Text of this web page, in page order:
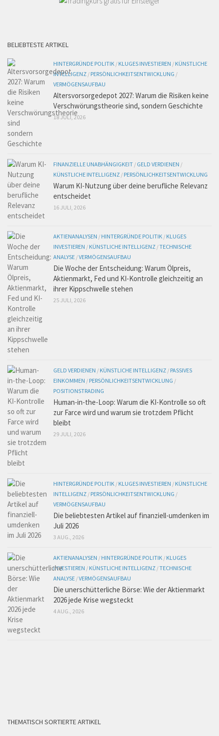
BELIEBTESTE ARTIKEL
HINTERGRÜNDE POLITIK / KLUGES INVESTIEREN / KÜNSTLICHE
INTELLIGENZ / PERSÖNLICHKEITSENTWICKLUNG /
VERMÖGENSAUFBAU
Altersvorsorgedepot 2027: Warum die Risiken keine
Verschwörungstheorie sind, sondern Geschichte
18 JULI, 2026
FINANZIELLE UNABHÄNGIGKEIT / GELD VERDIENEN /
KÜNSTLICHE INTELLIGENZ / PERSÖNLICHKEITSENTWICKLUNG
Warum KI-Nutzung über deine berufliche Relevanz
entscheidet
16 JULI, 2026
AKTIENANALYSEN / HINTERGRÜNDE POLITIK / KLUGES
INVESTIEREN / KÜNSTLICHE INTELLIGENZ /TECHNISCHE
ANALYSE /VERMÖGENSAUFBAU
Die Woche der Entscheidung: Warum Ölpreis,
Aktienmarkt, Fed und KI-Kontrolle gleichzeitig an
ihrer Kippschwelle stehen
25 JULI, 2026
GELD VERDIENEN / KÜNSTLICHE INTELLIGENZ / PASSIVES
EINKOMMEN / PERSÖNLICHKEITSENTWICKLUNG /
POSITIONSTRADING
Human-in-the-Loop: Warum die KI-Kontrolle so oft
zur Farce wird und warum sie trotzdem Pflicht
bleibt
29 JULI, 2026
HINTERGRÜNDE POLITIK / KLUGES INVESTIEREN / KÜNSTLICHE
INTELLIGENZ / PERSÖNLICHKEITSENTWICKLUNG /
VERMÖGENSAUFBAU
Die beliebtesten Artikel auf finanziell-umdenken im
Juli 2026
3 AUG., 2026
AKTIENANALYSEN / HINTERGRÜNDE POLITIK / KLUGES
INVESTIEREN / KÜNSTLICHE INTELLIGENZ /TECHNISCHE
ANALYSE /VERMÖGENSAUFBAU
Die unerschütterliche Börse: Wie der Aktienmarkt
2026 jede Krise wegsteckt
4 AUG., 2026
THEMATISCH SORTIERTE ARTIKEL